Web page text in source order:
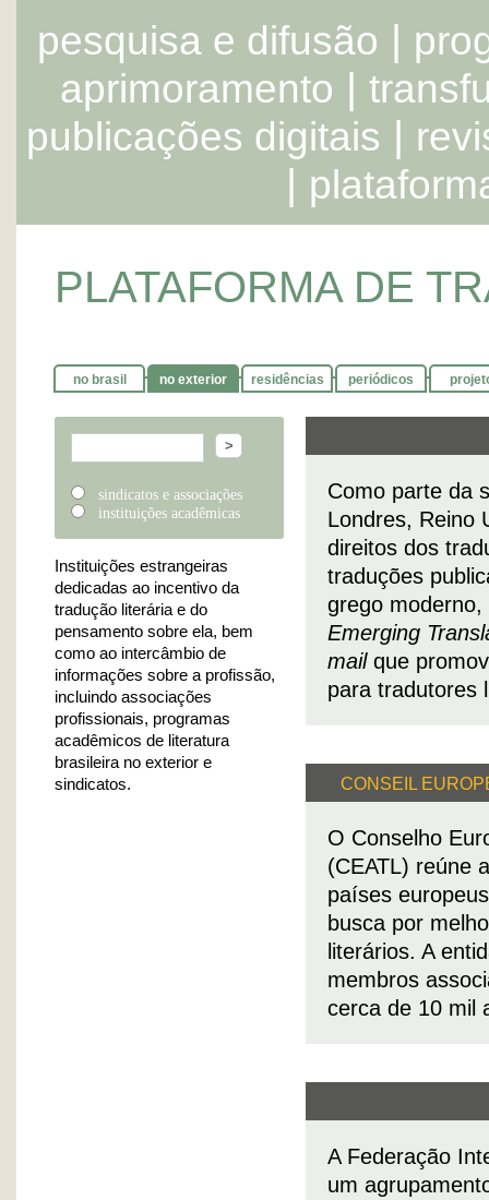
pesquisa e difusão |
aprimoramento |
publicações digitais |
|
PLATAFORMA DE
no brasil no exterior residências periódicos
sindicatos e associações
instituições acadêmicas
Instituições estrangeiras
dedicadas ao incentivo da
tradução literária e do
pensamento sobre ela, bem
como ao intercâmbio de
informações sobre a profissão,
incluindo associações
profissionais, programas
acadêmicos de literatura
brasileira no exterior e
sindicatos.
Como parte da
Londres, Reino
direitos dos
traduções
grego
Emerging
mailque
para tradutores
CONSEIL
O Conselho
(CEATL) reúne
países
busca por
literários. A
membros
cerca de 10 mil
A Federação
um